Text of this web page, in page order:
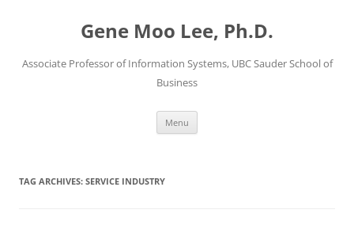
Gene Moo Lee, Ph.D.
Associate Professor of Information Systems, UBC Sauder School of
Business
Menu
TAG ARCHIVES: SERVICE INDUSTRY